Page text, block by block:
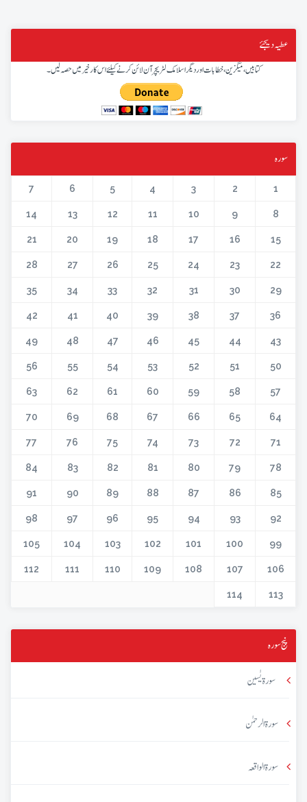
عطیہ دیجئے
کتابیں، میگزین، خطابات اور دیگر اسلامک لٹریچر آن لائن کرنے کیلئے اس کار خیر میں حصہ لیں۔
سورہ
1
2
3
4
5
6
7
8
9
10
11
12
13
14
15
16
17
18
19
20
21
22
23
24
25
26
27
28
29
30
31
32
33
34
35
36
37
38
39
40
41
42
43
44
45
46
47
48
49
50
51
52
53
54
55
56
57
58
59
60
61
62
63
64
65
66
67
68
69
70
71
72
73
74
75
76
77
78
79
80
81
82
83
84
85
86
87
88
89
90
91
92
93
94
95
96
97
98
99
100
101
102
103
104
105
106
107
108
109
110
111
112
113
114
پنج سورہ
سورۃ یٰسین
سورۃ الرحمٰن
سورۃ الواقعہ